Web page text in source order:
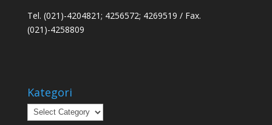
Tel. (021)-4204821; 4256572; 4269519 / Fax.
(021)-4258809
Kategori
Kategori